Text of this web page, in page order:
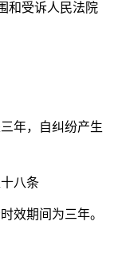
和受诉人民法院
年，自纠纷产生
八条
效期间为三年。